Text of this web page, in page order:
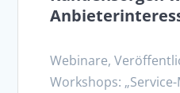
Webinare,
Workshops: